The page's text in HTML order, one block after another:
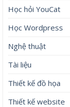
Học hỏi YouCat
Học Wordpress
Nghệ thuật
Tài liệu
Thiết kế đồ họa
Thiết kế website